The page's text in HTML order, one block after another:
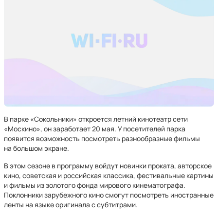
В парке «Сокольники» откроется летний кинотеатр сети
«Москино», он заработает 20 мая. У посетителей парка
появится возможность посмотреть разнообразные фильмы
на большом экране.
В этом сезоне в программу войдут новинки проката, авторское
кино, советская и российская классика, фестивальные картины
и фильмы из золотого фонда мирового кинематографа.
Поклонники зарубежного кино смогут посмотреть иностранные
ленты на языке оригинала с субтитрами.